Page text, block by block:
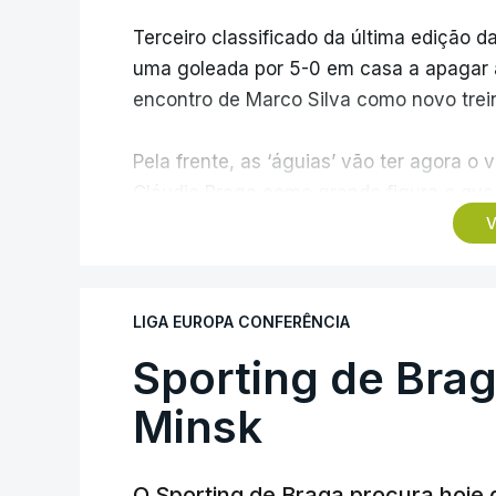
Terceiro classificado da última edição
uma goleada por 5-0 em casa a
encontro de Marco Silva como novo
Pela frente, as ‘águias’ vão ter agora
dos Campeões, depois de serem
Caso se qualifique, o Benfica vai
Azerbaijão, sendo que, em caso de
da Liga Conferência, encontrando os
Viena.
LIGA EUROPA CONFERÊNCIA
Sporting de
Minsk